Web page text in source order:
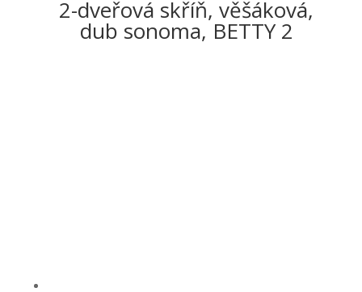
2-dveřová skříň, věšáková,
dub sonoma, BETTY 2